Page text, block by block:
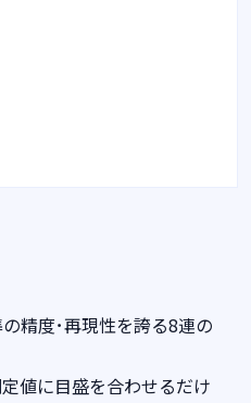
精度･再現性を誇る8連の
値に目盛を合わせるだけ